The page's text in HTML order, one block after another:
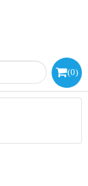
(0)